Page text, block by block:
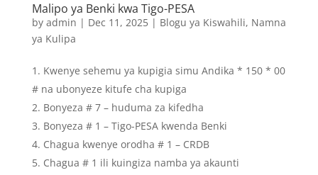
Malipo ya Benki kwa Tigo-PESA
by admin | Dec 11, 2025| Blogu ya Kiswahili, Namna
ya Kulipa
Kwenye sehemu ya kupigia simu Andika * 150 * 00
# na ubonyeze kitufe cha kupiga
Bonyeza # 7 – huduma za kifedha
Bonyeza # 1 – Tigo-PESA kwenda Benki
Chagua kwenye orodha # 1 – CRDB
Chagua # 1 ili kuingiza namba ya akaunti